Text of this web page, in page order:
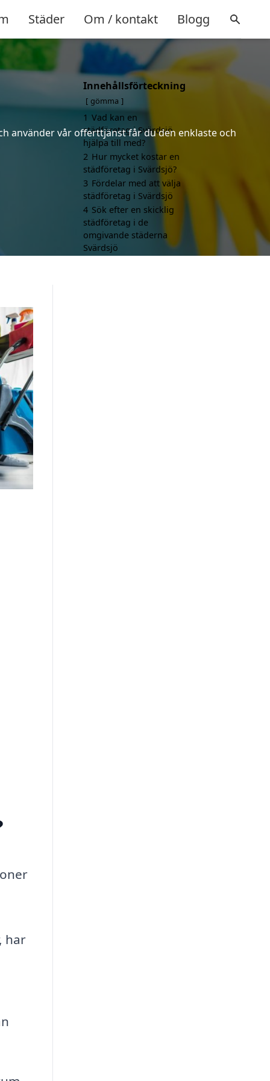
Städer Om / kontakt Blogg
använder vår offerttjänst får du den enklaste och
har
Innehållsförteckning
gömma
1 Vad kan en
städföretag i Svärdsjö
hjälpa till med?
2 Hur mycket kostar en
städföretag i Svärdsjö?
3 Fördelar med att välja
städföretag i Svärdsjö
4 Sök efter en skicklig
städföretag i de
omgivande städerna
Svärdsjö